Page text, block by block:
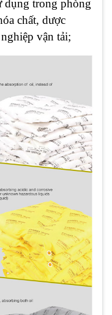
dụng trong phòng
chất, dược
vận tải;